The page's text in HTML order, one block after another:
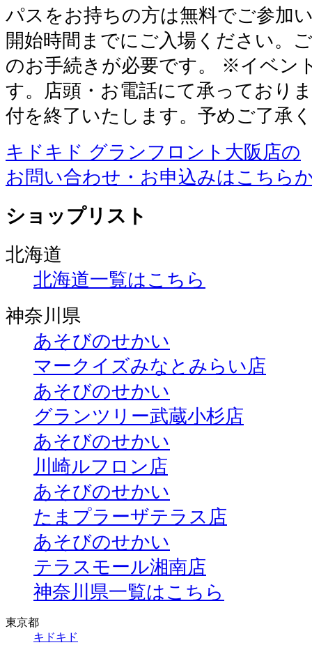
パスをお持ちの方は無料でご参加
開始時間までにご入場ください。
のお手続きが必要です。 ※イベン
す。店頭・お電話にて承っており
付を終了いたします。予めご了承
キドキド グランフロント大阪店の
お問い合わせ・お申込みはこちら
ショップリスト
北海道
北海道一覧はこちら
神奈川県
あそびのせかい
マークイズみなとみらい店
あそびのせかい
グランツリー武蔵小杉店
あそびのせかい
川崎ルフロン店
あそびのせかい
たまプラーザテラス店
あそびのせかい
テラスモール湘南店
神奈川県一覧はこちら
東京都
キドキド